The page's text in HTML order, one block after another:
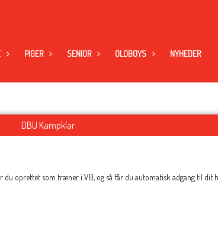
PIGER SENIOR OLDBOYS NYHEDER
DBU Kampklar
oprettet som træner i VB, og så får du automatisk adgang til dit